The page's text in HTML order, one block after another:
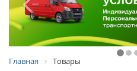
Главная Товары